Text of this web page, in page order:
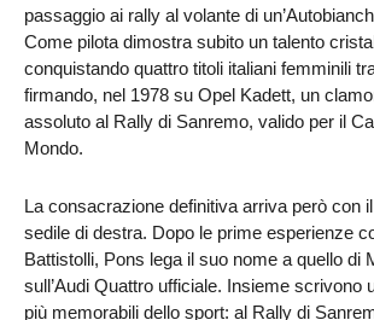
passaggio ai rally al volante di
Come pilota dimostra subito un talento
conquistando quattro titoli italiani femminili
firmando, nel 1978 su Opel Kadett, un
assoluto al Rally di Sanremo, valido per il
Mondo.
La consacrazione definitiva arriva però con
sedile di destra. Dopo le prime esperienze
Battistolli, Pons lega il suo nome a quello di
sull’Audi Quattro ufficiale. Insieme scrivono
più memorabili dello sport: al Rally di